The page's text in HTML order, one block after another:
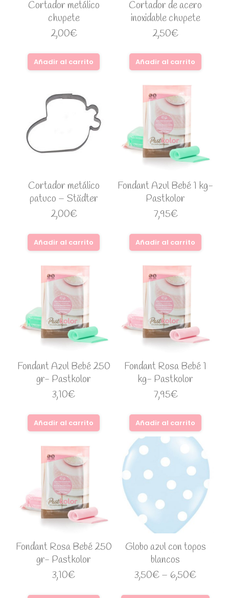
Cortador metálico
chupete
2,00€
Añadir al carrito
Cortador de acero
inoxidable chupete
2,50€
Añadir al carrito
Cortador metálico
patuco – Städter
2,00€
Añadir al carrito
Fondant Azul Bebé 1 kg-
Pastkolor
7,95€
Añadir al carrito
Fondant Azul Bebé 250
gr- Pastkolor
3,10€
Añadir al carrito
Fondant Rosa Bebé 1
kg- Pastkolor
7,95€
Añadir al carrito
Fondant Rosa Bebé 250
gr- Pastkolor
3,10€
Globo azul con topos
blancos
3,50€– 6,50€